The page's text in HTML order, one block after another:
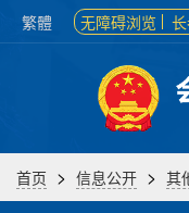
繁體 无障碍浏览
首页 > 信息公开 > 其